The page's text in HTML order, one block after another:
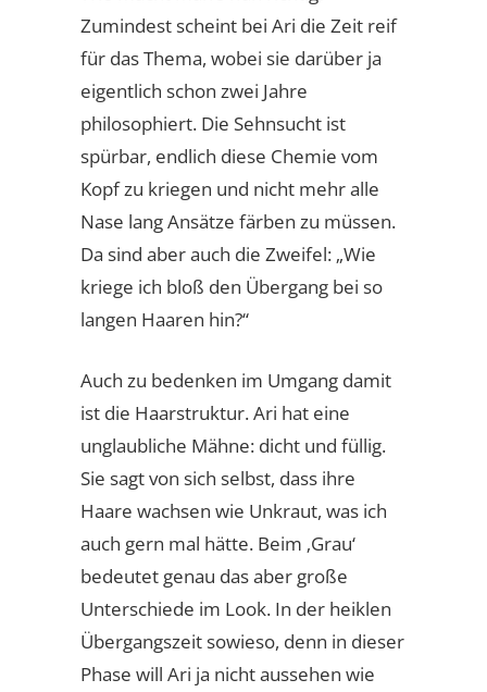
Zumindest scheint bei Ari die Zeit reif
für das Thema, wobei sie darüber ja
eigentlich schon zwei Jahre
philosophiert. Die Sehnsucht ist
spürbar, endlich diese Chemie vom
Kopf zu kriegen und nicht mehr alle
Nase lang Ansätze färben zu müssen.
Da sind aber auch die Zweifel: „Wie
kriege ich bloß den Übergang bei so
langen Haaren hin?“
Auch zu bedenken im Umgang damit
ist die Haarstruktur. Ari hat eine
unglaubliche Mähne: dicht und füllig.
Sie sagt von sich selbst, dass ihre
Haare wachsen wie Unkraut, was ich
auch gern mal hätte. Beim ‚Grau‘
bedeutet genau das aber große
Unterschiede im Look. In der heiklen
Übergangszeit sowieso, denn in dieser
Phase will Ari ja nicht aussehen wie